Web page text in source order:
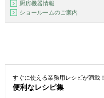
厨房機器情報
ショールームのご案内
すぐに使える業務用レシピが満載！
便利なレシピ集